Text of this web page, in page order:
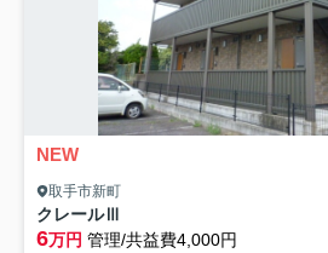
NEW
取手市新町
クレールⅢ
6万円 管理/共益費4,000円